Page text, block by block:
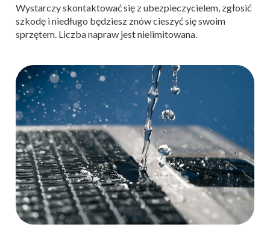
Wystarczy skontaktować się z ubezpieczycielem, zgłosić
szkodę i niedługo będziesz znów cieszyć się swoim
sprzętem. Liczba napraw jest nielimitowana.